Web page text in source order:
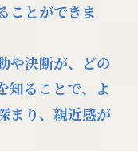
ことができま
や決断が、どの
知ることで、よ
まり、親近感が